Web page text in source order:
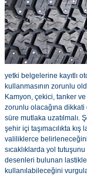
yetki belgelerine kayıtlı
kullanmasının zorunlu
Kamyon, çekici, tanker
zorunlu olacağına dikkati
süre mutlaka uzatılmalı.
şehir içi taşımacılıkta
valiliklerce
sıcaklıklarda yol
desenleri bulunan
kullanılabileceğini